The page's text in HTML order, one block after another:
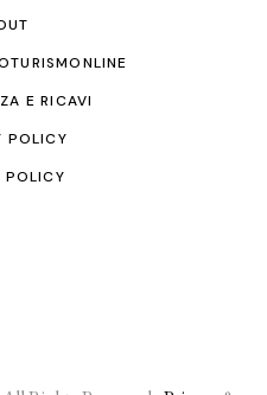
E RICAVI
POLICY
POLICY